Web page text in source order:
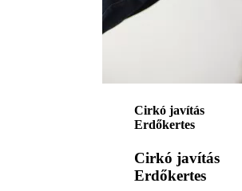
Cirkó javítás
Erdőkertes
Cirkó javítás
Erdőkertes